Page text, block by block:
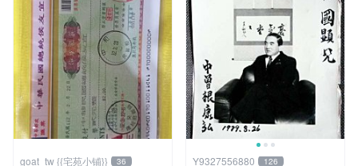
goat_tw {{宅苑小铺}} 36 Y9327556880 126